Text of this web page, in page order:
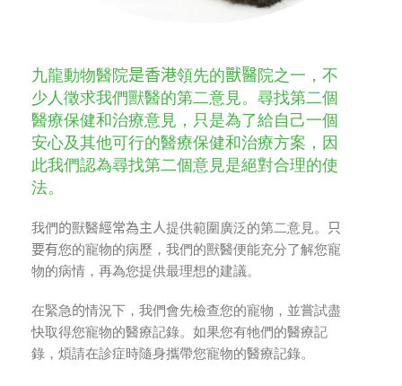
九龍動物醫院是香港領先的獸醫院之一，不
少人徵求我們獸醫的第二意見。尋找第二個
醫療保健和治療意見，只是為了給自己一個
安心及其他可行的醫療保健和治療方案，因
此我們認為尋找第二個意見是絕對合理的使
法。
我們的獸醫經常為主人提供範圍廣泛的第二意見。
只
要有您的寵物的病歷，我們的獸醫便能充分了解您寵
物的病情，再為您提供最理想的建議。
在緊急的情況下，我們會先檢查您的寵物，並嘗試盡
快取得您寵物的醫療記錄。如果您有牠們的醫療記
錄，煩請在診症時隨身攜帶您寵物的醫療記錄。